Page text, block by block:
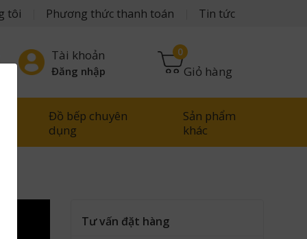
tôi Phương thức thanh toán Tin tức
Tài khoản
Đăng nhập Giỏ hàng
0
Đồ bếp chuyên
dụng
Sản phẩm
khác
Tư vấn đặt hàng